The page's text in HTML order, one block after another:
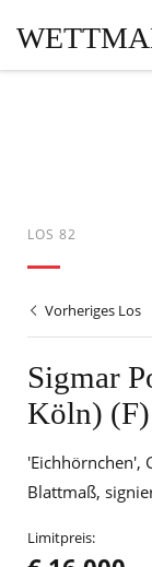
LOS 82
Vorheriges Los
Sigmar
Köln) (F)
'Eichhörnchen',
Blattmaß,
Limitpreis: